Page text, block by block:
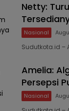
Netty:
Nasional
Sudutkota.id –
Amelia:
Persepsi
Nasional